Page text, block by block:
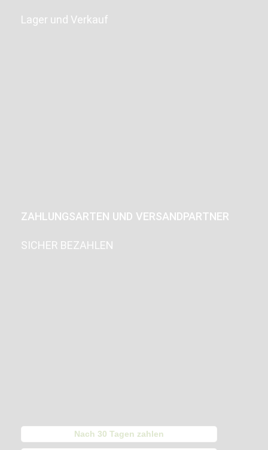
Lager und Verkauf
ZAHLUNGSARTEN UND VERSANDPARTNER
SICHER BEZAHLEN
Nach 30 Tagen zahlen